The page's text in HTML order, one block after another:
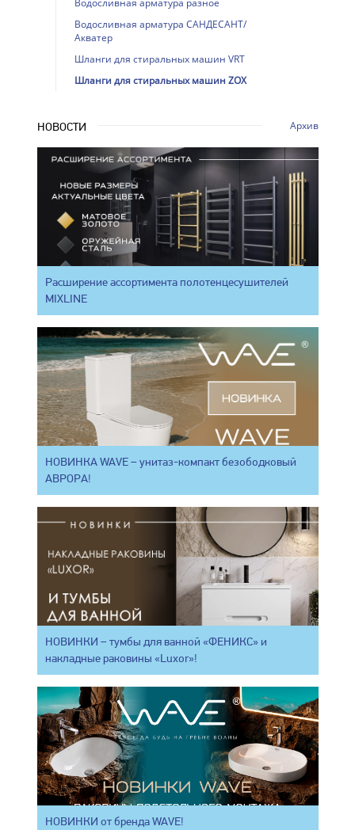
Водосливная арматура САНДЕСАНТ/
Акватер
Шланги для стиральных машин VRT
Шланги для стиральных машин ZOX
НОВОСТИ Архив
Расширение ассортимента полотенцесушителей
MIXLINE
НОВИНКА WAVE – унитаз-компакт безободковый
АВРОРА!
НОВИНКИ – тумбы для ванной «ФЕНИКС» и
накладные раковины «Luxor»!
НОВИНКИ от бренда WAVE!